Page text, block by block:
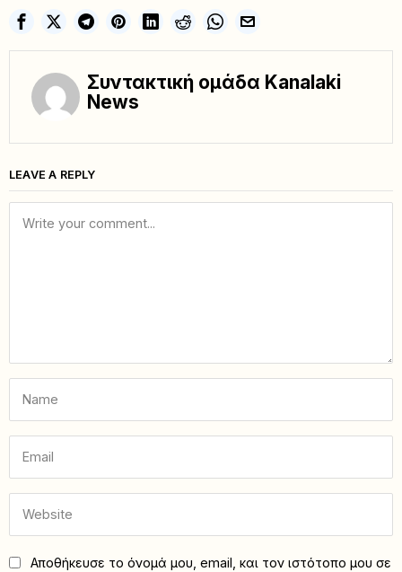
Συντακτική ομάδα Kanalaki
News
LEAVE A REPLY
Αποθήκευσε το όνομά μου, email, και τον ιστότοπο μου σε